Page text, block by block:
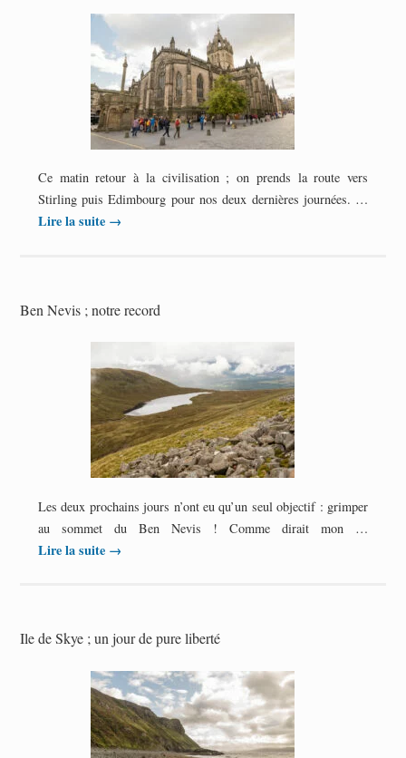
Ce matin retour à la civilisation ; on prends la route vers
Stirling puis Edimbourg pour nos deux dernières journées. …
Lire la suite →
Ben Nevis ; notre record
Les deux prochains jours n’ont eu qu’un seul objectif : grimper
au sommet du Ben Nevis ! Comme dirait mon …
Lire la suite →
Ile de Skye ; un jour de pure liberté